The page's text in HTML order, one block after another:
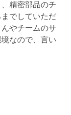
精密部品のチ
でしていただ
やチームのサ
なので、言い